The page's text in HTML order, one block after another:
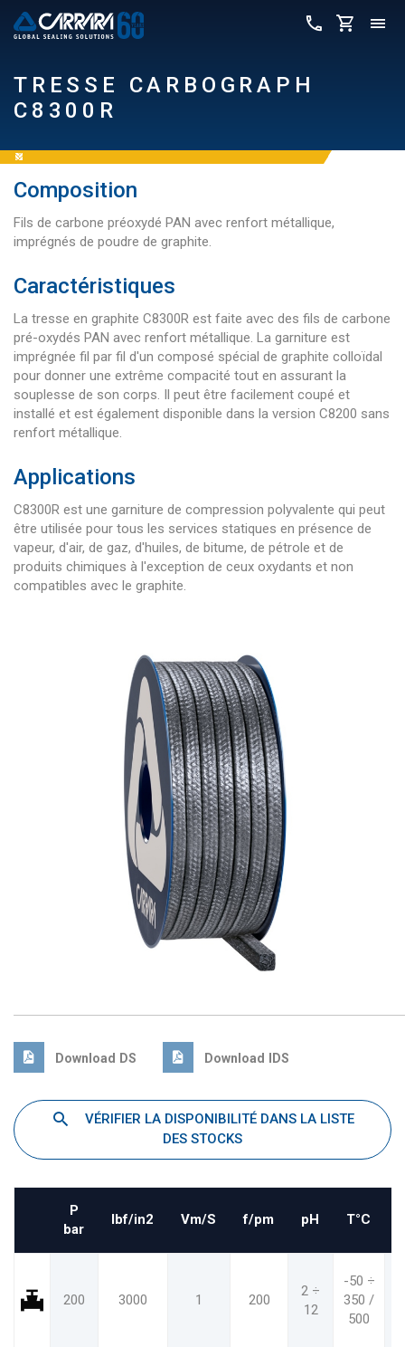
TRESSE CARBOGRAPH
C8300R
Composition
Fils de carbone préoxydé PAN avec renfort métallique,
imprégnés de poudre de graphite.
Caractéristiques
La tresse en graphite C8300R est faite avec des fils de carbone
pré-oxydés PAN avec renfort métallique. La garniture est
imprégnée fil par fil d'un composé spécial de graphite colloïdal
pour donner une extrême compacité tout en assurant la
souplesse de son corps. Il peut être facilement coupé et
installé et est également disponible dans la version C8200 sans
renfort métallique.
Applications
C8300R est une garniture de compression polyvalente qui peut
être utilisée pour tous les services statiques en présence de
vapeur, d'air, de gaz, d'huiles, de bitume, de pétrole et de
produits chimiques à l'exception de ceux oxydants et non
compatibles avec le graphite.
Download DS Download IDS
VÉRIFIER LA DISPONIBILITÉ DANS LA LISTE
DES STOCKS
P
bar
Ibf/in2 Vm/S f/pm pH T°C
200 3000 1 200
2 ÷
12
-50 ÷
350 /
500